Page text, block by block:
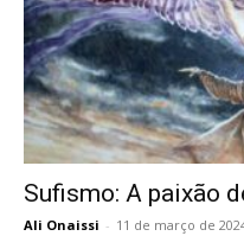
Sufismo: A paixão
Ali Onaissi - 11 de março de